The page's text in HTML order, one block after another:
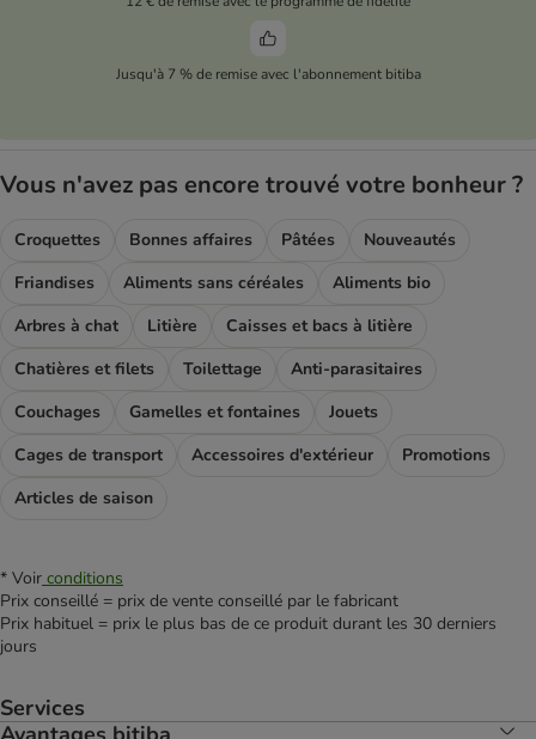
Jusqu'à 7 % de remise avec l'abonnement bitiba
Vous n'avez pas encore trouvé votre bonheur ?
Croquettes Bonnes affaires Pâtées
Nouveautés
Friandises
Aliments sans céréales
Aliments bio
Arbres à chat
Litière
Caisses et bacs à litière
Chatières et filets
Toilettage
Anti-parasitaires
Couchages
Gamelles et fontaines
Jouets
Cages de transport
Accessoires d'extérieur
Promotions
Articles de saison
* Voir conditions
Prix conseillé = prix de vente conseillé par le fabricant
Prix habituel = prix le plus bas de ce produit durant les 30 derniers
jours
Services